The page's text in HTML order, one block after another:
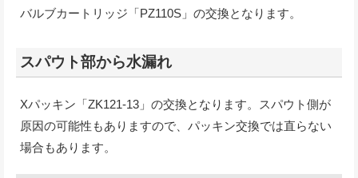
バルブカートリッジ「PZ110S」の交換となります。
スパウト部から水漏れ
Xパッキン「ZK121-13」の交換となります。スパウト側が
原因の可能性もありますので、パッキン交換では直らない
場合もあります。